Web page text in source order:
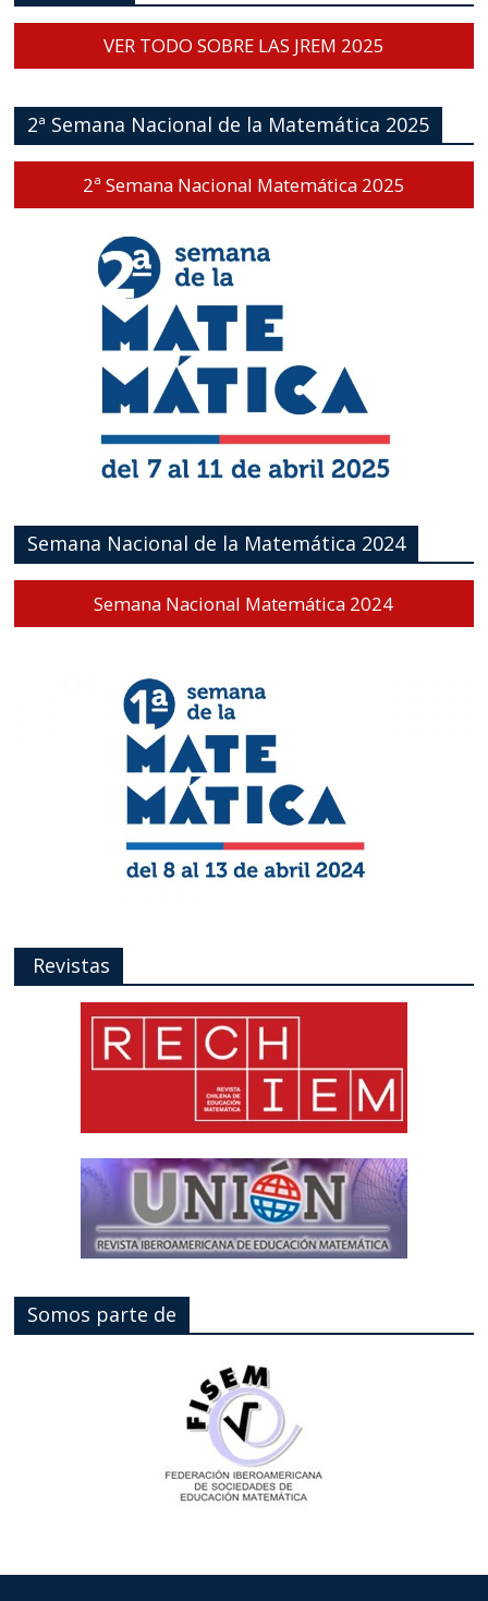
VER TODO SOBRE LAS JREM 2025
2ª Semana Nacional de la Matemática 2025
2ª Semana Nacional Matemática 2025
Semana Nacional de la Matemática 2024
Semana Nacional Matemática 2024
Revistas
Somos parte de